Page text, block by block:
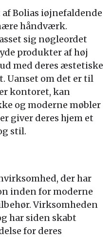
Bolias iøjnefaldende
håndværk.
sig nøgleordet
produkter af høj
med deres æstetiske
Uanset om det er til
kontoret, kan
og moderne møbler
giver deres hjem et
stil.
der har
inden for moderne
Virksomheden
har siden skabt
for deres